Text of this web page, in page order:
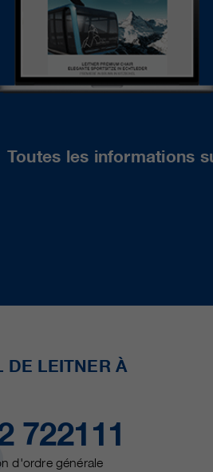
Toutes les informations
DE LEITNER À
722111
d'ordre générale